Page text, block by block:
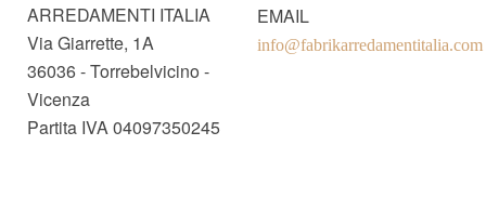
ARREDAMENTI ITALIA
Via Giarrette, 1A
36036 - Torrebelvicino -
Vicenza
Partita IVA 04097350245
EMAIL
info@fabrikarredamentitalia.com